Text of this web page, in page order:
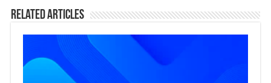
Related Articles